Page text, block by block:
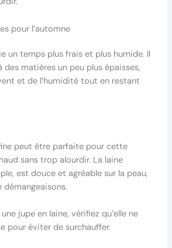
pour l’automne
un temps plus frais et plus humide. Il
matières un peu plus épaisses,
et de l’humidité tout en restant
peut être parfaite pour cette
sans trop alourdir. La laine
est douce et agréable sur la peau,
démangeaisons.
jupe en laine, vérifiez qu’elle ne
pour éviter de surchauffer.